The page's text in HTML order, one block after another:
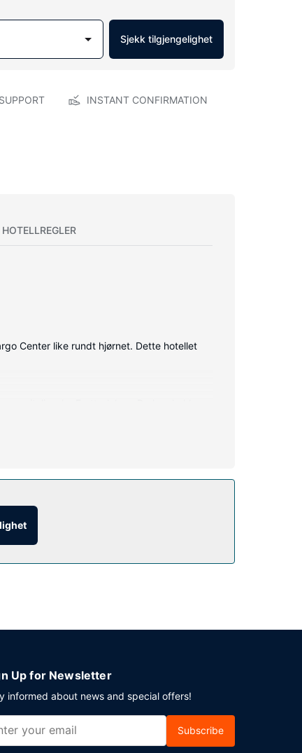
Sjekk tilgjengelighet
INSTANT CONFIRMATION
HOTELLREGLER
Center like rundt hjørnet. Dette hotellet
designertoalettartikler og hårføner.
tidspunkter). Rund av dagen med
Up for Newsletter
informed about news and special offers!
Subscribe